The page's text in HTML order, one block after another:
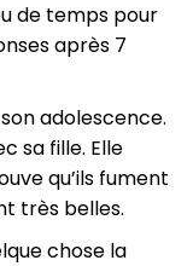
de temps pour
après 7
adolescence.
sa fille. Elle
qu’ils fument
très belles.
chose la